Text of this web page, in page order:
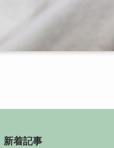
新着記事